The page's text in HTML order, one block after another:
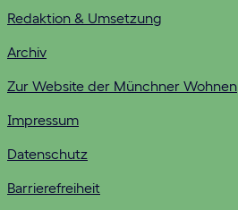
Redaktion & Umsetzung
Archiv
Zur Website der Münchner Wohnen
Impressum
Datenschutz
Barrierefreiheit